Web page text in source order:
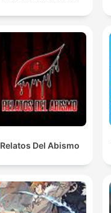
Relatos Del Abismo